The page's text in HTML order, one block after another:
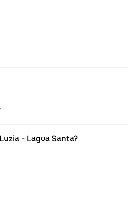
- Lagoa Santa?